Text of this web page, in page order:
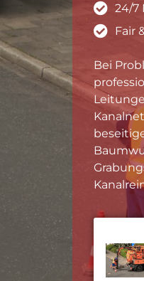
24/7
Fair
Bei